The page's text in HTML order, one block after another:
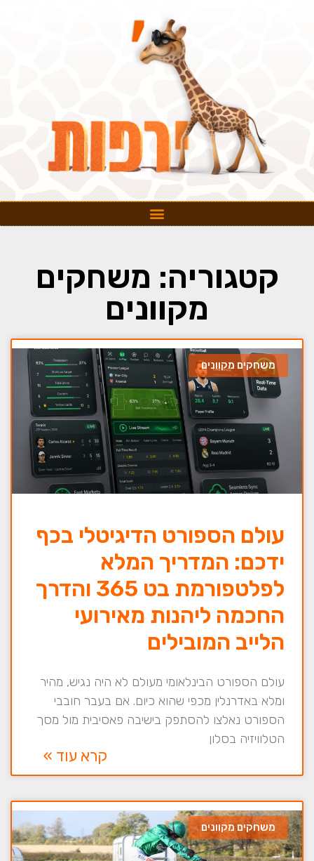
קטגוריה: משחקים
מקוונים
משחקים מקוונים
עולם הספורט הדיגיטלי בכף
ידכם: המדריך המלא
לפלטפורמת בט 365 והדרך
החכמה ליהנות מאירועי
הלייב המובילים
עולם הספורט הבינלאומי מעולם לא היה נגיש, מהיר
ומלא באדרנלין מכפי שהוא כיום. אם בעבר חובבי
הספורט נאלצו להסתפק בישיבה פאסיבית מול מסך
הטלוויזיה בסלון
קרא עוד »
משחקים מקוונים